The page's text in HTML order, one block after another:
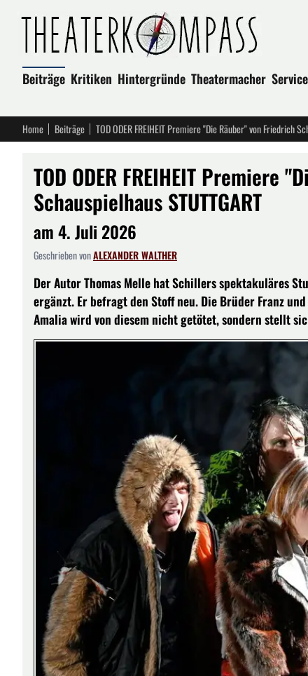
Beiträge Kritiken Hintergründe Theatermacher Service
Home Beiträge TOD ODER FREIHEIT Premiere "Die Räuber" von Friedrich
TOD ODER FREIHEIT Premiere
Schauspielhaus STUTTGART
am 4. Juli 2026
Geschrieben vonALEXANDER WALTHER
Der Autor Thomas Melle hat Schillers spektakuläres
ergänzt. Er befragt den Stoff neu. Die Brüder Franz
Amalia wird von diesem nicht getötet, sondern stellt